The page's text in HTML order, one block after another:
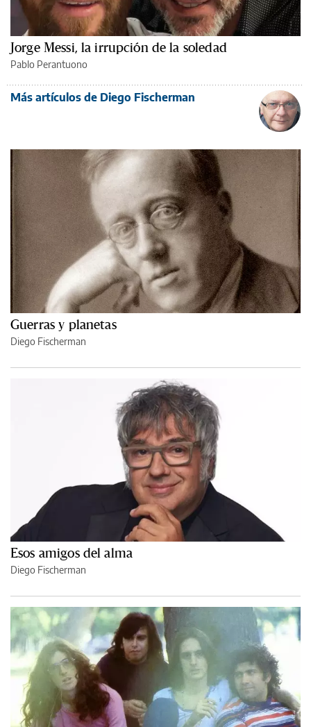
Jorge Messi, la irrupción de la soledad
Pablo Perantuono
Más artículos de Diego Fischerman
Guerras y planetas
Diego Fischerman
Esos amigos del alma
Diego Fischerman